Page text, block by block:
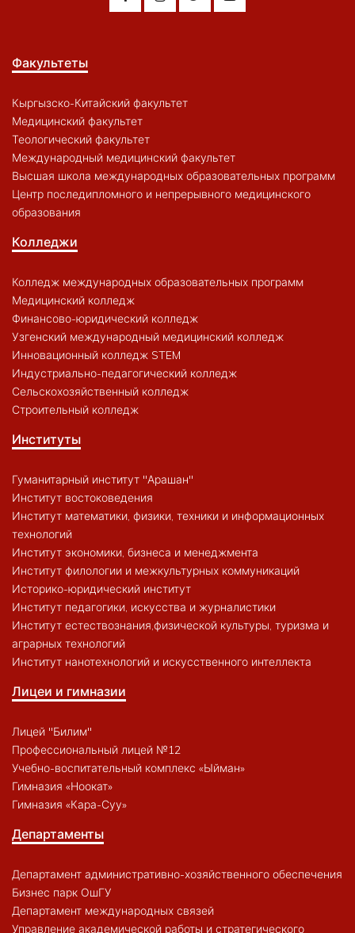
Факультеты
Кыргызско-Китайский факультет
Медицинский факультет
Теологический факультет
Международный медицинский факультет
Высшая школа международных образовательных программ
Центр последипломного и непрерывного медицинского
образования
Колледжи
Колледж международных образовательных программ
Медицинский колледж
Финансово-юридический колледж
Узгенский международный медицинский колледж
Инновационный колледж STEM
Индустриально-педагогический колледж
Сельскохозяйственный колледж
Строительный колледж
Институты
Гуманитарный институт "Арашан"
Институт востоковедения
Институт математики, физики, техники и информационных
технологий
Институт экономики, бизнеса и менеджмента
Институт филологии и межкультурных коммуникаций
Историко-юридический институт
Институт педагогики, искусства и журналистики
Институт естествознания,физической культуры, туризма и
аграрных технологий
Институт нанотехнологий и искусственного интеллекта
Лицеи и гимназии
Лицей "Билим"
Профессиональный лицей №12
Учебно-воспитательный комплекс «Ыйман»
Гимназия «Ноокат»
Гимназия «Кара-Суу»
Департаменты
Департамент административно-хозяйственного обеспечения
Бизнес парк ОшГУ
Департамент международных связей
Управление академической работы и стратегического